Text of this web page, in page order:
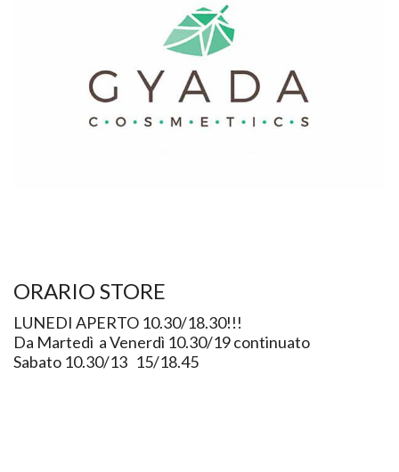
ORARIO STORE
LUNEDI APERTO 10.30/18.30!!!
Da Martedì a Venerdì 10.30/19 continuato
Sabato 10.30/13 15/18.45